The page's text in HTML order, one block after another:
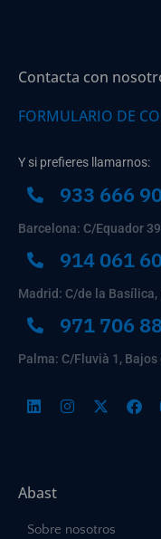
Contacta con
FORMULARIO DE
Y si prefieres llamarnos:
933 666
Barcelona: C/Equador
914 061
Madrid: C/de la Basílica,
971 706
Palma: C/Fluvià 1,
Abast
Sobre nosotros